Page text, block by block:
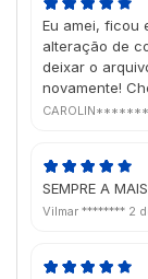
Eu amei, ficou
alteração de
deixar o
novamente!
SEMPRE A
Vilmar ******** 2